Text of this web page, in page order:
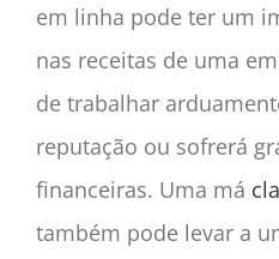
em linha pode ter um
nas receitas de uma
de trabalhar
reputação ou sofrerá
financeiras. Uma má
também pode levar a